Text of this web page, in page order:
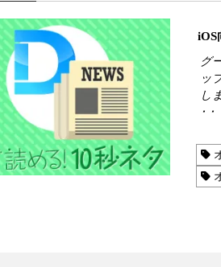
iOS
グ
ッ
し
･ ･